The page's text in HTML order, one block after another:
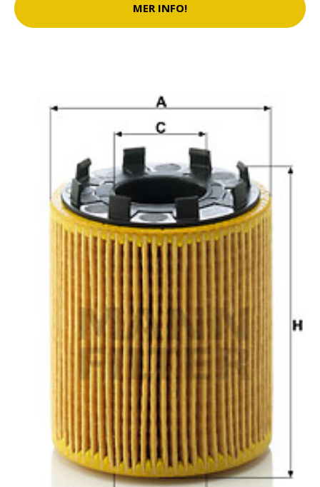
MER INFO!